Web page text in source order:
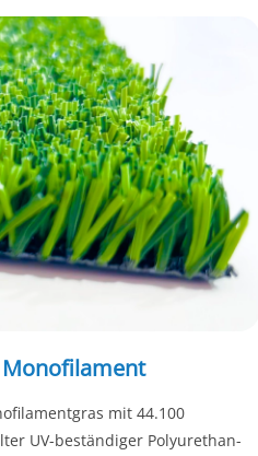
Monofilament
mit 44.100
UV-beständiger Polyurethan-